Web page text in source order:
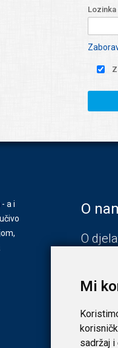
Mi
sadržaj
Lozinka
a i
O
O
Zadar